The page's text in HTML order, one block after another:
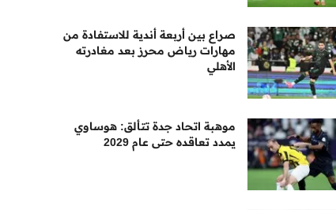
صراع بين أربعة أندية للاستفادة من
مهارات رياض محرز بعد مغادرته
الأهلي
موهبة اتحاد جدة تتألق: هوساوي
يمدد تعاقده حتى عام 2029